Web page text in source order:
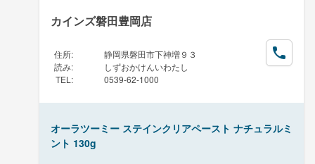
カインズ磐田豊岡店
住所:
静岡県磐田市下神増９３
読み:
しずおかけんいわたし
TEL : 0539-62-1000
オーラツーミー ステインクリアペースト ナチュラルミ
ント 130g